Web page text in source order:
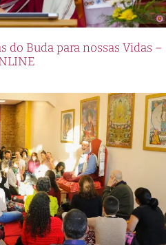
do Buda para nossas Vidas –